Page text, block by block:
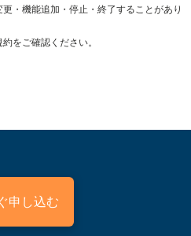
・機能追加・停止・終了することがあり
をご確認ください。
申し込む